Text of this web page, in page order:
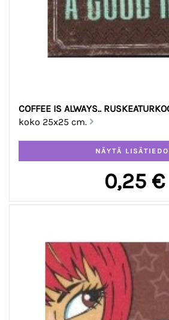
COFFEE IS ALWAYS..
koko 25x25 cm.
0,25 €